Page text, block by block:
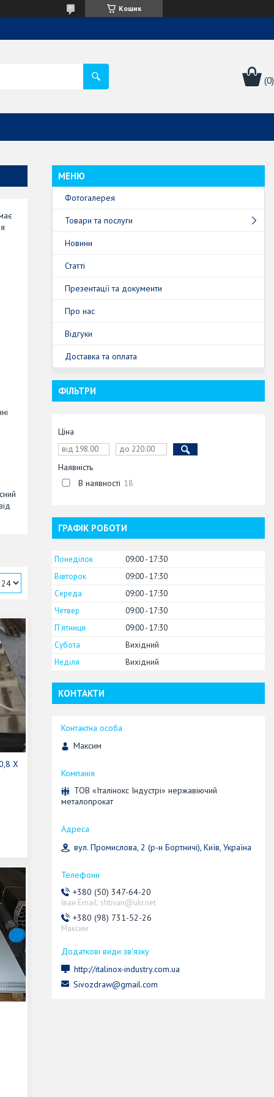
Кошик
Х
Фотогалерея
Товари та послуги
Новини
Статті
Презентації та документи
Про нас
Відгуки
Доставка та оплата
ФІЛЬТРИ
Ціна
Наявність
В наявності 18
ГРАФІК РОБОТИ
Понеділок 09:00 17:30
Вівторок
09:00 17:30
Середа
09:00 17:30
Четвер
09:00 17:30
Пʼятниця
09:00 17:30
Субота
Вихідний
Неділя
Вихідний
КОНТАКТИ
Максим
ТОВ «Італінокс Індустрі» нержавіючий
металопрокат
вул. Промислова, 2 (р-н Бортничі), Київ, Україна
+380 (50) 347-64-20
Іван Email: shtivan@ukr.net
+380 (98) 731-52-26
Максим
http://italinox-industry.com.ua
Sivozdraw@gmail.com